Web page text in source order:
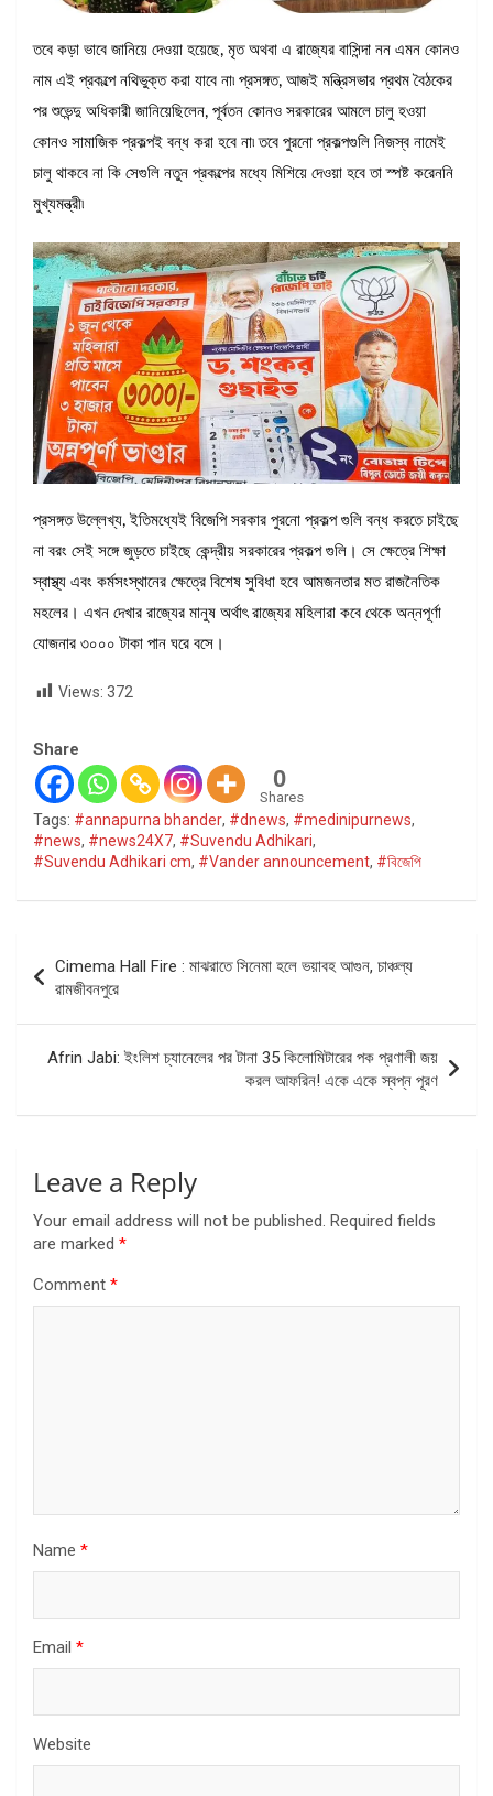
তবে কড়া ভাবে জানিয়ে দেওয়া হয়েছে, মৃত অথবা এ রাজ্যের বাসিন্দা নন এমন কোনও
নাম এই প্রকল্পে নথিভুক্ত করা যাবে না৷ প্রসঙ্গত, আজই মন্ত্রিসভার প্রথম বৈঠকের
পর শুভেন্দু অধিকারী জানিয়েছিলেন, পূর্বতন কোনও সরকারের আমলে চালু হওয়া
কোনও সামাজিক প্রকল্পই বন্ধ করা হবে না৷ তবে পুরনো প্রকল্পগুলি নিজস্ব নামেই
চালু থাকবে না কি সেগুলি নতুন প্রকল্পের মধ্যে মিশিয়ে দেওয়া হবে তা স্পষ্ট করেননি
মুখ্যমন্ত্রী৷
প্রসঙ্গত উল্লেখ্য, ইতিমধ্যেই বিজেপি সরকার পুরনো প্রকল্প গুলি বন্ধ করতে চাইছে
না বরং সেই সঙ্গে জুড়তে চাইছে কেন্দ্রীয় সরকারের প্রকল্প গুলি। সে ক্ষেত্রে শিক্ষা
স্বাস্থ্য এবং কর্মসংস্থানের ক্ষেত্রে বিশেষ সুবিধা হবে আমজনতার মত রাজনৈতিক
মহলের। এখন দেখার রাজ্যের মানুষ অর্থাৎ রাজ্যের মহিলারা কবে থেকে অন্নপূর্ণা
যোজনার ৩০০০ টাকা পান ঘরে বসে।
Views: 372
Share
0
Shares
Tags: #annapurna bhander, #dnews, #medinipurnews,
#news, #news24X7, #Suvendu Adhikari,
#Suvendu Adhikari cm, #Vander announcement, #বিজেপি
Post
navigation
Cimema Hall Fire : মাঝরাতে সিনেমা হলে ভয়াবহ আগুন, চাঞ্চল্য
রামজীবনপুরে
Afrin Jabi: ইংলিশ চ্যানেলের পর টানা 35 কিলোমিটারের পক প্রণালী জয়
করল আফরিন! একে একে স্বপ্ন পূরণ
Leave a Reply
Your email address will not be published. Required fields
are marked *
Comment *
Name *
Email *
Website